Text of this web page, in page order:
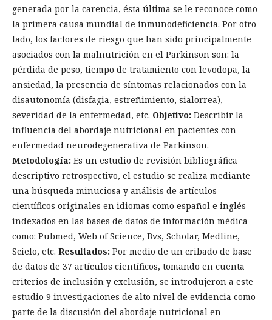
generada por la carencia, ésta última se le reconoce como
la primera causa mundial de inmunodeficiencia. Por otro
lado, los factores de riesgo que han sido principalmente
asociados con la malnutrición en el Parkinson son: la
pérdida de peso, tiempo de tratamiento con levodopa, la
ansiedad, la presencia de síntomas relacionados con la
disautonomía (disfagia, estreñimiento, sialorrea),
severidad de la enfermedad, etc. Objetivo: Describir la
influencia del abordaje nutricional en pacientes con
enfermedad neurodegenerativa de Parkinson.
Metodología: Es un estudio de revisión bibliográfica
descriptivo retrospectivo, el estudio se realiza mediante
una búsqueda minuciosa y análisis de artículos
científicos originales en idiomas como español e inglés
indexados en las bases de datos de información médica
como: Pubmed, Web of Science, Bvs, Scholar, Medline,
Scielo, etc. Resultados: Por medio de un cribado de base
de datos de 37 artículos científicos, tomando en cuenta
criterios de inclusión y exclusión, se introdujeron a este
estudio 9 investigaciones de alto nivel de evidencia como
parte de la discusión del abordaje nutricional en